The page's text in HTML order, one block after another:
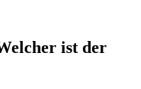
ist der